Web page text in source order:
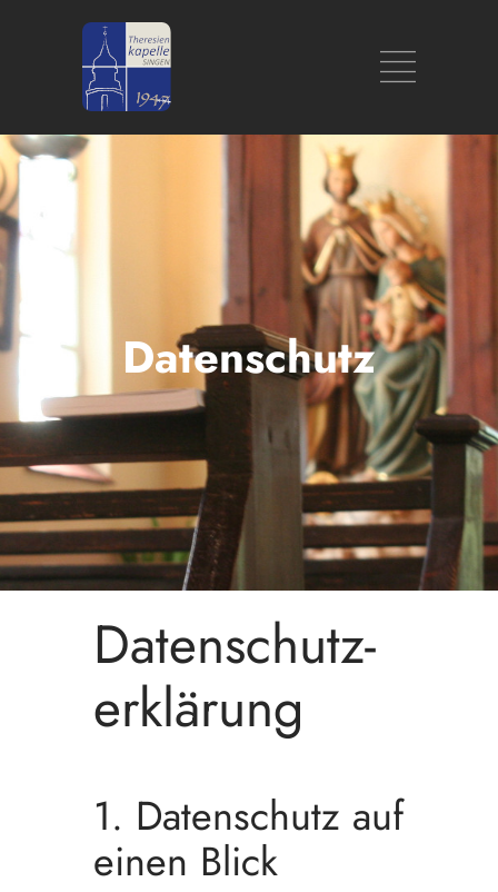
Datenschutz
Datenschutz­
erklärung
1. Datenschutz auf
einen Blick